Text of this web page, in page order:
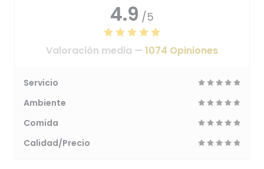
4.9 /5
Valoración media — 1074 Opiniones
Servicio
Ambiente
Comida
Calidad/Precio